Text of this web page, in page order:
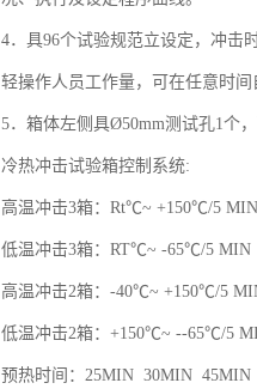
4．具96个试验规范立设定，冲击
轻操作人员工作量，可在任意时间
5．箱体左侧具Ø50mm测试孔1个
冷热冲击试验箱控制系统:
高温冲击3箱：Rt℃~ +150℃/5
低温冲击3箱：RT℃~ -65℃/5
高温冲击2箱：-40℃~ +150℃/5
低温冲击2箱：+150℃~ --65℃/5
预热时间：25MIN 30MIN